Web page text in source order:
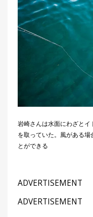
岩崎さんは水面にわざとイ
を取っていた。風がある
とができる
ADVERTISEMENT
ADVERTISEMENT